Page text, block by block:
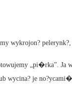
wykrojon?
„pi�rka”. Ja
wycina? je